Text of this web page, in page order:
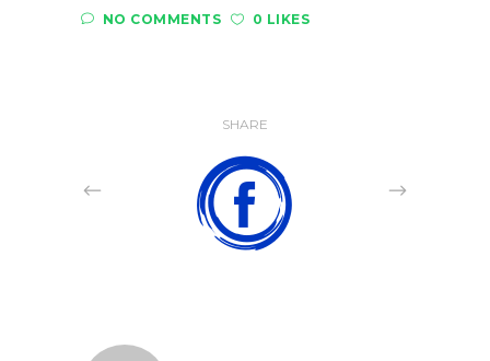
NO COMMENTS
0 LIKES
SHARE